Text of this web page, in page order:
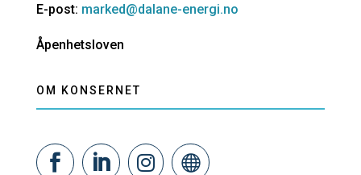
E-post: marked@dalane-energi.no
Åpenhetsloven
OM KONSERNET
   